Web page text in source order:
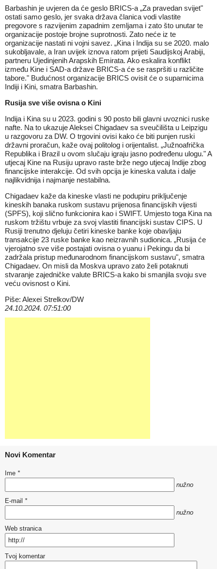
Barbashin je uvjeren da će geslo BRICS-a „Za pravedan svijet"
ostati samo geslo, jer svaka država članica vodi vlastite
pregovore s razvijenim zapadnim zemljama i zato što unutar te
organizacije postoje brojne suprotnosti. Zato neće iz te
organizacije nastati ni vojni savez. „Kina i Indija su se 2020. malo
sukobljavale, a Iran uvijek iznova ratom prijeti Saudijskoj Arabiji,
partneru Ujedinjenih Arapskih Emirata. Ako eskalira konflikt
između Kine i SAD-a države BRICS-a će se raspršiti u različite
tabore." Budućnost organizacije BRICS ovisit će o suparnicima
Indiji i Kini, smatra Barbashin.
Rusija sve više ovisna o Kini
Indija i Kina su u 2023. godini s 90 posto bili glavni uvoznici ruske
nafte. Na to ukazuje Aleksei Chigadaev sa sveučilišta u Leipzigu
u razgovoru za DW. O trgovini ovisi kako će biti punjen ruski
državni proračun, kaže ovaj politolog i orijentalist. „Južnoafrička
Republika i Brazil u ovom slučaju igraju jasno podređenu ulogu." A
utjecaj Kine na Rusiju upravo raste brže nego utjecaj Indije zbog
financijske interakcije. Od svih opcija je kineska valuta i dalje
najlikvidnija i najmanje nestabilna.
Chigadaev kaže da kineske vlasti ne podupiru priključenje
kineskih banaka ruskom sustavu prijenosa financijskih vijesti
(SPFS), koji slično funkcionira kao i SWIFT. Umjesto toga Kina na
ruskom tržištu vrbuje za svoj vlastiti financijski sustav CIPS. U
Rusiji trenutno djeluju četiri kineske banke koje obavljaju
transakcije 23 ruske banke kao neizravnih sudionica. „Rusija će
vjerojatno sve više postajati ovisna o yuanu i Pekingu da bi
zadržala pristup međunarodnom financijskom sustavu", smatra
Chigadaev. On misli da Moskva upravo zato želi potaknuti
stvaranje zajedničke valute BRICS-a kako bi smanjila svoju sve
veću ovisnost o Kini.
Piše: Alexei Strelkov/DW
24.10.2024. 07:51:00
Novi Komentar
Ime *
nužno
E-mail *
nužno
Web stranica
Tvoj komentar